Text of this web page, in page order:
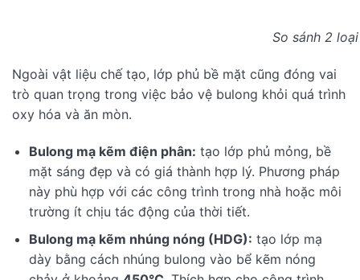
So sánh 2
Ngoài vật liệu chế tạo, lớp phủ bề mặt cũng đóng vai
trò quan trọng trong việc bảo vệ bulong khỏi quá trình
oxy hóa và ăn mòn.
Bulong mạ kẽm điện phân: tạo lớp phủ mỏng, bề
mặt sáng đẹp và có giá thành hợp lý. Phương pháp
này phù hợp với các công trình trong nhà hoặc môi
trường ít chịu tác động của thời tiết.
Bulong mạ kẽm nhúng nóng (HDG): tạo lớp mạ
dày bằng cách nhúng bulong vào bể kẽm nóng